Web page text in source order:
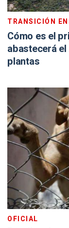
TRANSICIÓN
Cómo es el
abastecerá el
plantas
OFICIAL